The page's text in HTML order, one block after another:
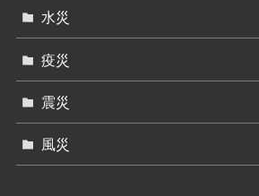
水災
疫災
震災
風災